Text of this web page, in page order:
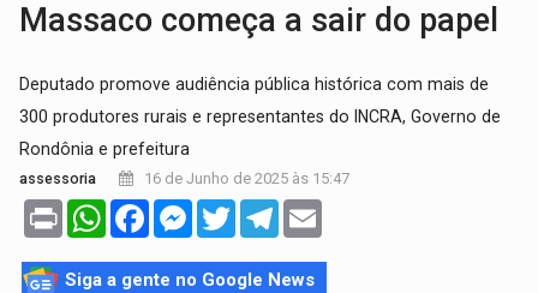
Massaco começa a sair do papel
Deputado promove audiência pública histórica com mais de
300 produtores rurais e representantes do INCRA, Governo de
Rondônia e prefeitura
assessoria 16 de Junho de 2025 às 15:47
Print WhatsAppFacebookMessenger
TwitterTelegram
Siga a gente no Google News